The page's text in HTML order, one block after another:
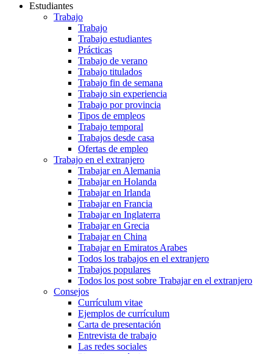
Estudiantes
Trabajo
Trabajo
Trabajo estudiantes
Prácticas
Trabajo de verano
Trabajo titulados
Trabajo fin de semana
Trabajo sin experiencia
Trabajo por provincia
Tipos de empleos
Trabajo temporal
Trabajos desde casa
Ofertas de empleo
Trabajo en el extranjero
Trabajar en Alemania
Trabajar en Holanda
Trabajar en Irlanda
Trabajar en Francia
Trabajar en Inglaterra
Trabajar en Grecia
Trabajar en China
Trabajar en Emiratos Arabes
Todos los trabajos en el extranjero
Trabajos populares
Todos los post sobre Trabajar en el extranjero
Consejos
Currículum vitae
Ejemplos de currículum
Carta de presentación
Entrevista de trabajo
Las redes sociales